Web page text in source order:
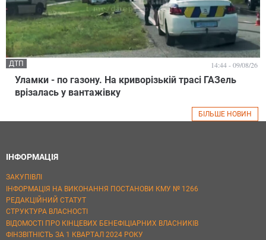
Уламки - по газону. На криворізькій трасі ГАЗель
врізалась у вантажівку
ДТП 14:44 - 09/08/26
БІЛЬШЕ НОВИН
ІНФОРМАЦІЯ
ЗАКУПІВЛІ
ІНФОРМАЦІЯ НА ВИКОНАННЯ ПОСТАНОВИ КМУ № 1266
РЕДАКЦІЙНИЙ СТАТУТ
СТРУКТУРА ВЛАСНОСТІ
ВІДОМОСТІ ПРО КІНЦЕВИХ БЕНЕФІЦІАРНИХ ВЛАСНИКІВ
ФІНЗВІТНІСТЬ ЗА 1 КВАРТАЛ 2024 РОКУ